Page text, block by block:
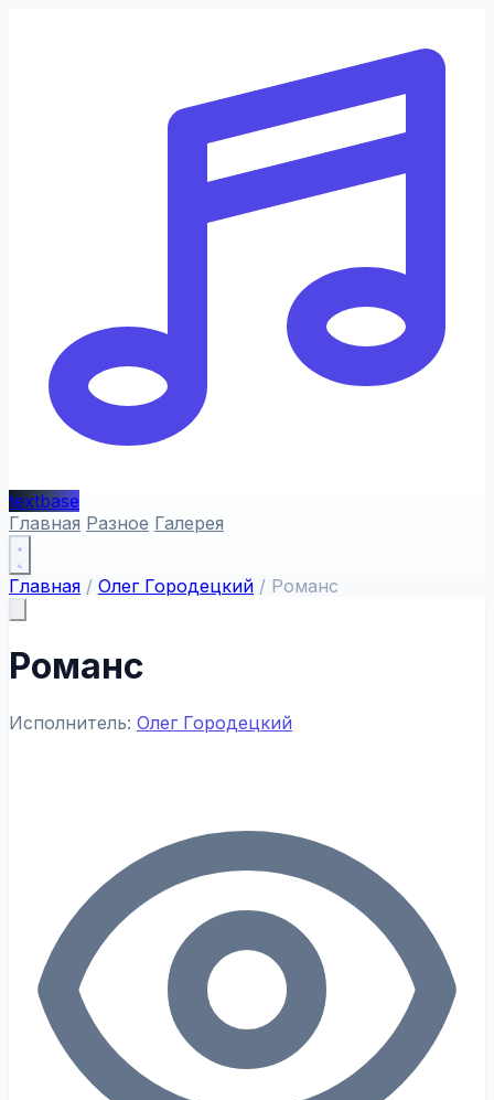
textbase
Главная Разное Галерея
Главная / Олег Городецкий / Романс
Романс
Исполнитель: Олег Городецкий